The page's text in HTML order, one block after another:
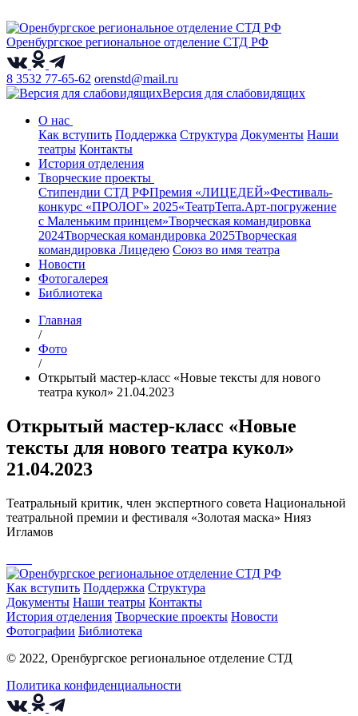
Оренбургское региональное отделение СТД РФ
8 3532 77-65-62 orenstd@mail.ru
Версия для слабовидящих
О нас
Как вступить Поддержка Структура Документы Наши
театры Контакты
История отделения
Творческие проекты
Стипендии СТД РФПремия «ЛИЦЕДЕЙ»Фестиваль-
конкурс «ПРОЛОГ» 2025«ТеатрТеrra.Арт-погружение
с Маленьким принцем»Творческая командировка
2024Творческая командировка 2025Творческая
командировка Лицедею Союз во имя театра
Новости
Фотогалерея
Библиотека
Главная
/
Фото
/
Открытый мастер-класс «Новые тексты для нового
театра кукол» 21.04.2023
Открытый мастер-класс «Новые
тексты для нового театра кукол»
21.04.2023
Театральный критик, член экспертного совета Национальной
театральной премии и фестиваля «Золотая маска» Нияз
Игламов
Как вступить Поддержка Структура
Документы Наши театры Контакты
История отделения Творческие проекты Новости
Фотографии Библиотека
© 2022, Оренбургское региональное отделение СТД
Политика конфиденциальности